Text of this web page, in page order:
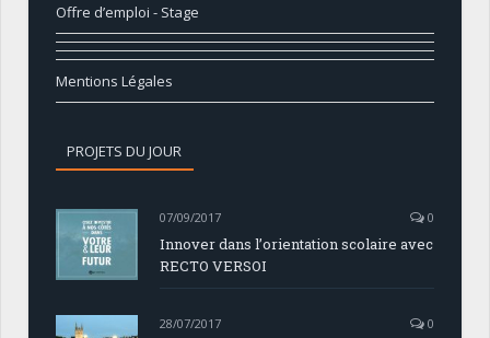
Offre d’emploi - Stage
Mentions Légales
PROJETS DU JOUR
07/09/2017 0
Innover dans l’orientation scolaire avec
RECTO VERSOI
28/07/2017 0